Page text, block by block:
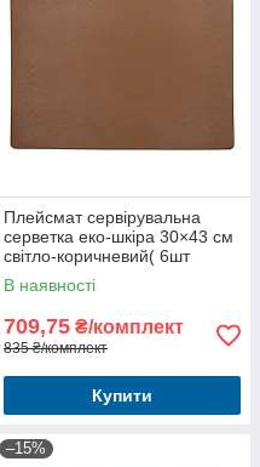
Плейсмат сервірувальна
серветка еко-шкіра 30×43 см
світло-коричневий( 6шт
комлект
В наявності
709,75 ₴/комплект
835 ₴/комплект
Купити
–15%